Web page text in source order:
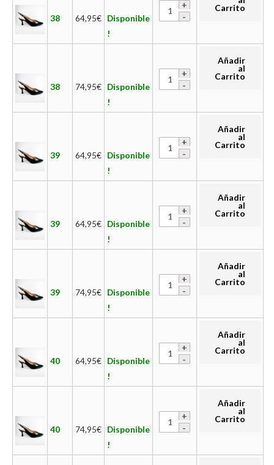
38 64,95€ Disponible
!
Carrito
38 74,95€ Disponible
!
Añadir
al
Carrito
39 64,95€ Disponible
!
Añadir
al
Carrito
39 64,95€ Disponible
!
Añadir
al
Carrito
39 74,95€ Disponible
!
Añadir
al
Carrito
40 64,95€ Disponible
!
Añadir
al
Carrito
40 74,95€ Disponible
!
Añadir
al
Carrito